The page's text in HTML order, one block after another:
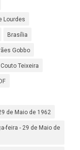
Lourdes
Brasília
Gobbo
Teixeira
de Maio de 1962
feira - 29 de Maio de